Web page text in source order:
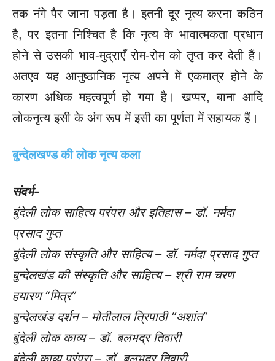
तक नंगे पैर जाना पड़ता है। इतनी दूर नृत्य करना कठिन
है, पर इतना निश्चित है कि नृत्य के भावात्मकता प्रधान
होने से उसकी भाव-मुद्राएँ रोम-रोम को तृप्त कर देती हैं।
अतएव यह आनुष्ठानिक नृत्य अपने में एकमात्र होने के
कारण अधिक महत्वपूर्ण हो गया है। खप्पर, बाना आदि
लोकनृत्य इसी के अंग रूप में इसी का पूर्णता में सहायक हैं।
बुन्देलखण्ड की लोक नृत्य कला
संदर्भ-
बुंदेली लोक साहित्य परंपरा और इतिहास – डॉ. नर्मदा
प्रसाद गुप्त
बुंदेली लोक संस्कृति और साहित्य – डॉ. नर्मदा प्रसाद गुप्त
बुन्देलखंड की संस्कृति और साहित्य – श्री राम चरण
हयारण “मित्र”
बुन्देलखंड दर्शन – मोतीलाल त्रिपाठी “अशांत”
बुंदेली लोक काव्य – डॉ. बलभद्र तिवारी